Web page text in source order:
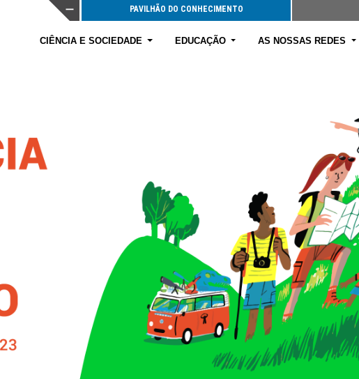
PAVILHÃO DO CONHECIMENTO
CIÊNCIA E SOCIEDADE EDUCAÇÃO AS NOSSAS REDES